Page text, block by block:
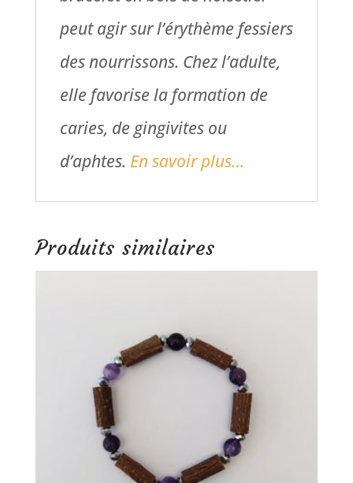
peut agir sur l’érythème fessiers
des nourrissons. Chez l’adulte,
elle favorise la formation de
caries, de gingivites ou
d’aphtes. En savoir plus…
Produits similaires